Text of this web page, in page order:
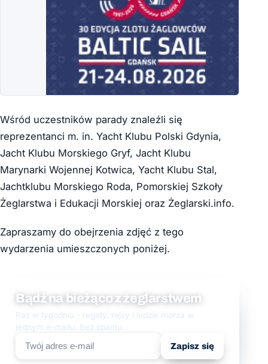
Wśród uczestników parady znaleźli się
reprezentanci m. in. Yacht Klubu Polski Gdynia,
Jacht Klubu Morskiego Gryf, Jacht Klubu
Marynarki Wojennej Kotwica, Yacht Klubu Stal,
Jachtklubu Morskiego Roda, Pomorskiej Szkoły
Żeglarstwa i Edukacji Morskiej oraz Żeglarski.info.
Zapraszamy do obejrzenia zdjęć z tego
wydarzenia umieszczonych poniżej.
Bądź na bieżąco z żeglarstwem
Raz w tygodniu - regaty, rejsy i ludzie morza w
jednym e-mailu. Bez spamu.
Zapisz się